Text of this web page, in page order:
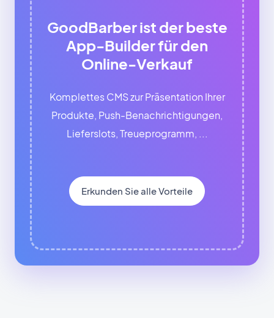
GoodBarber ist der beste
App-Builder für den
Online-Verkauf
Komplettes CMS zur Präsentation Ihrer
Produkte, Push-Benachrichtigungen,
Lieferslots, Treueprogramm, ...
Erkunden Sie alle Vorteile